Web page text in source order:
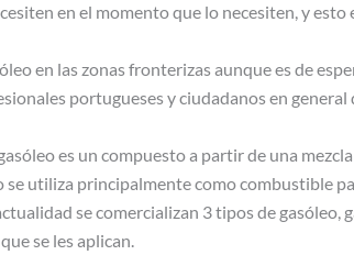
en el momento que lo necesiten, y
en las zonas fronterizas aunque es de
portugueses y ciudadanos en
es un compuesto a partir de una
utiliza principalmente como combustible
se comercializan 3 tipos de gasóleo,
se les aplican.